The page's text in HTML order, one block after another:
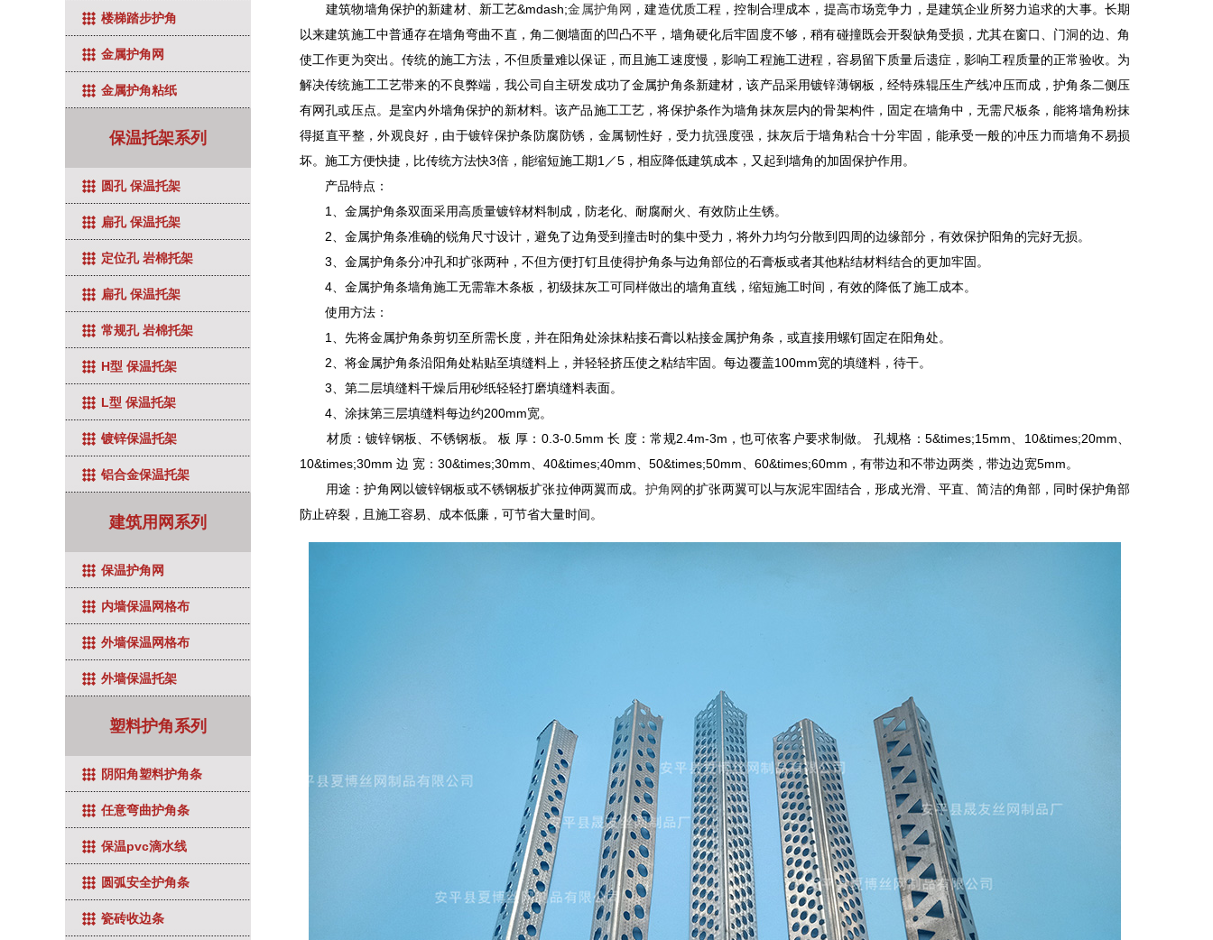
楼梯踏步护角
金属护角网
金属护角粘纸
保温托架系列
圆孔 保温托架
扁孔 保温托架
定位孔 岩棉托架
扁孔 保温托架
常规孔 岩棉托架
H型 保温托架
L型 保温托架
镀锌保温托架
铝合金保温托架
建筑用网系列
保温护角网
内墙保温网格布
外墙保温网格布
外墙保温托架
塑料护角系列
阴阳角塑料护角条
任意弯曲护角条
保温pvc滴水线
圆弧安全护角条
瓷砖收边条
建筑物墙角保护的新建材、新工艺&mdash;金属护角网 ，建造优质工程，控制合理成本，提高市场竞争力，是建筑企业所努力追求的大事。长期
以来建筑施工中普通存在墙角弯曲不直，角二侧墙面的凹凸不平，墙角硬化后牢固度不够，稍有碰撞既会开裂缺角受损，尤其在窗口、门洞的边、角
使工作更为突出。传统的施工方法，不但质量难以保证，而且施工速度慢，影响工程施工进程，容易留下质量后遗症，影响工程质量的正常验收。为
解决传统施工工艺带来的不良弊端，我公司自主研发成功了金属护角条新建材，该产品采用镀锌薄钢板，经特殊辊压生产线冲压而成，护角条二侧压
有网孔或压点。是室内外墙角保护的新材料。该产品施工工艺，将保护条作为墙角抹灰层内的骨架构件，固定在墙角中，无需尺板条，能将墙角粉抹
得挺直平整，外观良好，由于镀锌保护条防腐防锈，金属韧性好，受力抗强度强，抹灰后于墙角粘合十分牢固，能承受一般的冲压力而墙角不易损
坏。施工方便快捷，比传统方法快3倍，能缩短施工期1／5，相应降低建筑成本，又起到墙角的加固保护作用。
产品特点：
1、金属护角条双面采用高质量镀锌材料制成，防老化、耐腐耐火、有效防止生锈。
2、金属护角条准确的锐角尺寸设计，避免了边角受到撞击时的集中受力，将外力均匀分散到四周的边缘部分，有效保护阳角的完好无损。
3、金属护角条分冲孔和扩张两种，不但方便打钉且使得护角条与边角部位的石膏板或者其他粘结材料结合的更加牢固。
4、金属护角条墙角施工无需靠木条板，初级抹灰工可同样做出的墙角直线，缩短施工时间，有效的降低了施工成本。
使用方法：
1、先将金属护角条剪切至所需长度，并在阳角处涂抹粘接石膏以粘接金属护角条，或直接用螺钉固定在阳角处。
2、将金属护角条沿阳角处粘贴至填缝料上，并轻轻挤压使之粘结牢固。每边覆盖100mm宽的填缝料，待干。
3、第二层填缝料干燥后用砂纸轻轻打磨填缝料表面。
4、涂抹第三层填缝料每边约200mm宽。
材质：镀锌钢板、不锈钢板。 板 厚：0.3-0.5mm 长 度：常规2.4m-3m，也可依客户要求制做。 孔规格：5&times;15mm、10&times;20mm、
10&times;30mm 边 宽：30&times;30mm、40&times;40mm、50&times;50mm、60&times;60mm，有带边和不带边两类，带边边宽5mm。
用途：护角网以镀锌钢板或不锈钢板扩张拉伸两翼而成。 护角网的扩张两翼可以与灰泥牢固结合，形成光滑、平直、简洁的角部，同时保护角部
防止碎裂，且施工容易、成本低廉，可节省大量时间。